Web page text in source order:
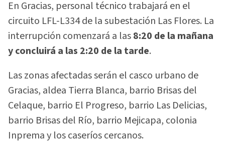
En Gracias, personal técnico trabajará en el
circuito LFL-L334 de la subestación Las Flores. La
interrupción comenzará a las8:20 de la mañana
y concluirá a las 2:20 de la tarde.
Las zonas afectadas serán el casco urbano de
Gracias, aldea Tierra Blanca, barrio Brisas del
Celaque, barrio El Progreso, barrio Las Delicias,
barrio Brisas del Río, barrio Mejicapa, colonia
Inprema y los caseríos cercanos.